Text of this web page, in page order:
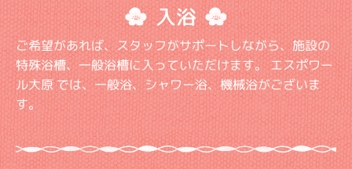
入浴
ご希望があれば、スタッフがサポートしながら、施設の
特殊浴槽、一般浴槽に入っていただけます。 エスポワー
ル大原 では、一般浴、シャワー浴、機械浴がございま
す。